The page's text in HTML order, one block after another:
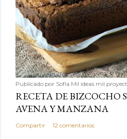
Publicado por Sofía Mil ideas mil
RECETA DE BIZCOCHO
AVENA Y MANZANA
Compartir 12 comentarios